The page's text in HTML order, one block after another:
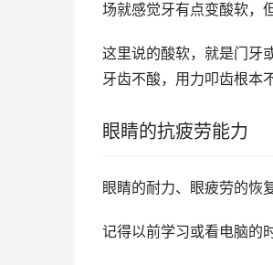
场就感觉牙有点变酸软，
这里说的酸软，就是门牙
牙齿不酸，用力叩齿根本
眼睛的抗疲劳能力
眼睛的耐力、眼疲劳的恢
记得以前学习或看电脑的